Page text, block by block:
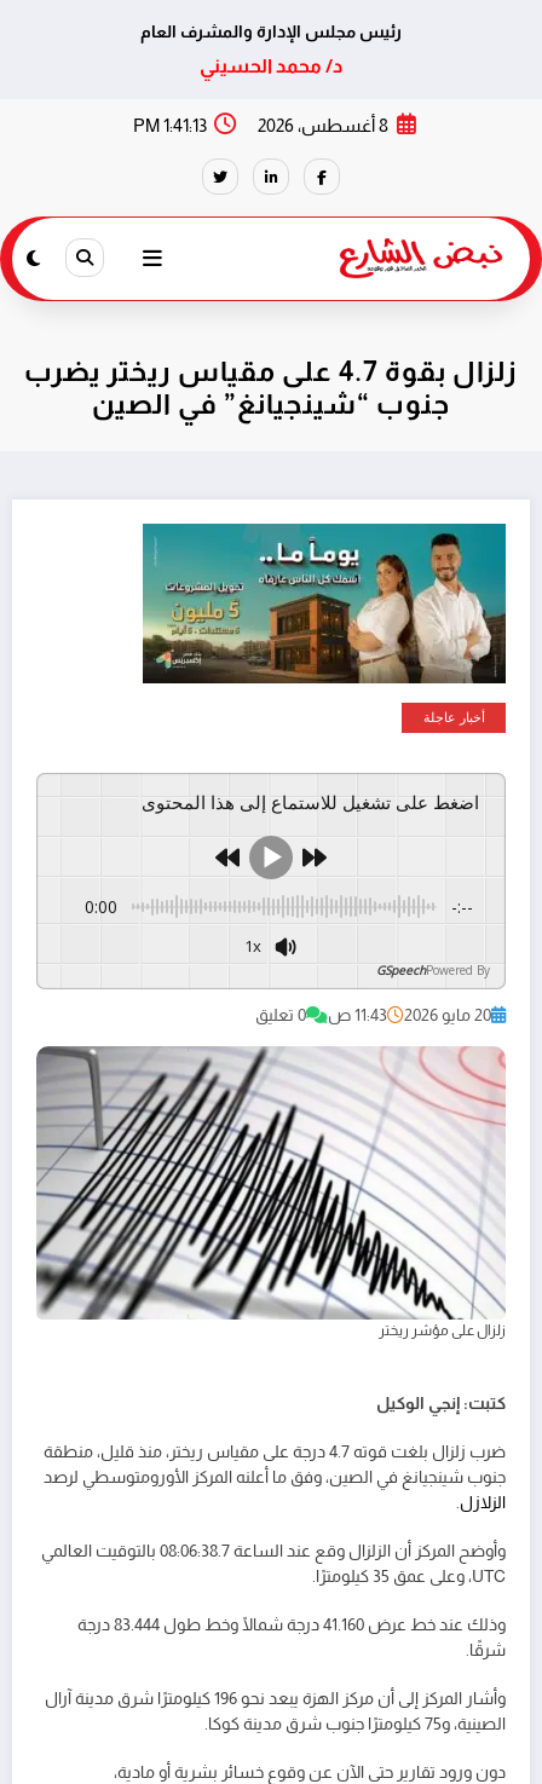
رئيس مجلس الإدارة والمشرف العام
د/ محمد الحسيني
8 أغسطس، 2026 1:41:14 PM
زلزال بقوة 4.7 على مقياس ريختر يضرب
جنوب “شينجيانغ” في الصين
أخبار عاجلة
اضغط على تشغيل للاستماع إلى هذا المحتوى
0:00 -:--
1x
Powered By
GSpeech
20 مايو 2026 11:43 ص 0 تعليق
زلزال على مؤشر ريختر
كتبت: إنجي الوكيل
ضرب زلزال بلغت قوته 4.7 درجة على مقياس ريختر، منذ قليل، منطقة
جنوب شينجيانغ في الصين، وفق ما أعلنه المركز الأورومتوسطي لرصد
الزلازل
وأوضح المركز أن الزلزال وقع عند الساعة 08:06:38.7 بالتوقيت العالمي
UTC، وعلى عمق 35 كيلومترًا.
وذلك عند خط عرض 41.160 درجة شمالًا وخط طول 83.444 درجة
شرقًا.
وأشار المركز إلى أن مركز الهزة يبعد نحو 196 كيلومترًا شرق مدينة آرال
الصينية، و75 كيلومترًا جنوب شرق مدينة كوكا.
دون ورود تقارير حتى الآن عن وقوع خسائر بشرية أو مادية،